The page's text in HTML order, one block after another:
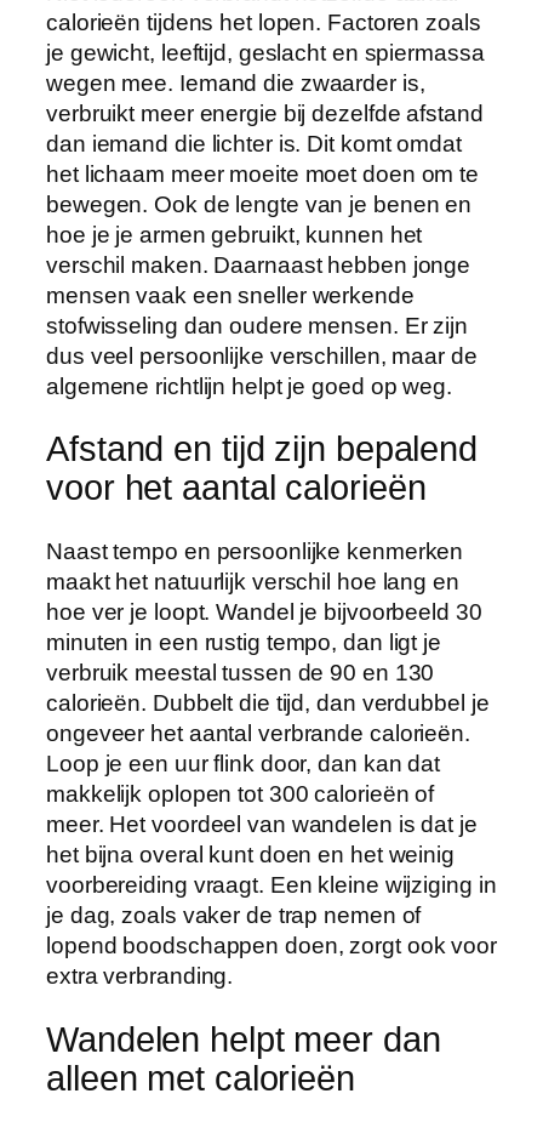
calorieën tijdens het lopen. Factoren zoals
je gewicht, leeftijd, geslacht en spiermassa
wegen mee. Iemand die zwaarder is,
verbruikt meer energie bij dezelfde afstand
dan iemand die lichter is. Dit komt omdat
het lichaam meer moeite moet doen om te
bewegen. Ook de lengte van je benen en
hoe je je armen gebruikt, kunnen het
verschil maken. Daarnaast hebben jonge
mensen vaak een sneller werkende
stofwisseling dan oudere mensen. Er zijn
dus veel persoonlijke verschillen, maar de
algemene richtlijn helpt je goed op weg.
Afstand en tijd zijn bepalend
voor het aantal calorieën
Naast tempo en persoonlijke kenmerken
maakt het natuurlijk verschil hoe lang en
hoe ver je loopt. Wandel je bijvoorbeeld 30
minuten in een rustig tempo, dan ligt je
verbruik meestal tussen de 90 en 130
calorieën. Dubbelt die tijd, dan verdubbel je
ongeveer het aantal verbrande calorieën.
Loop je een uur flink door, dan kan dat
makkelijk oplopen tot 300 calorieën of
meer. Het voordeel van wandelen is dat je
het bijna overal kunt doen en het weinig
voorbereiding vraagt. Een kleine wijziging in
je dag, zoals vaker de trap nemen of
lopend boodschappen doen, zorgt ook voor
extra verbranding.
Wandelen helpt meer dan
alleen met calorieën